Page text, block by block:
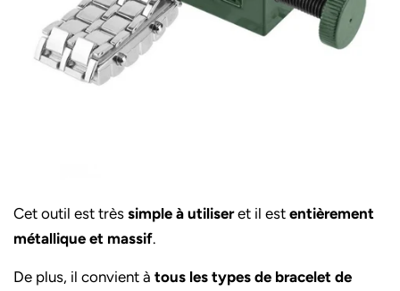
Cet outil est très simple à utiliseret il est entièrement
métallique et massif.
De plus, il convient à tous les types de bracelet de